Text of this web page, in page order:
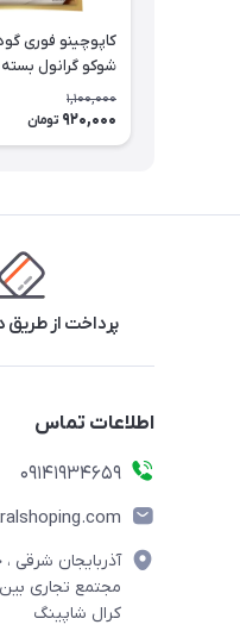
کاپوچینو فوری
Day Cappuccino
1,100,000
920,000 تومان
پرداخت از طریق
اطلاعات تماس
09141934659
آذربایجان شرقی
مجتمع تجاری
کرال شاپینگ